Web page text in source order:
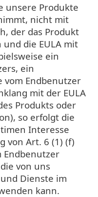
unsere Produkte
nicht mit
der das Produkt
die EULA mit
ein
ein
vom Endbenutzer
mit der EULA
Produkts oder
so erfolgt die
Interesse
von Art. 6 (1) (f)
Endbenutzer
von uns
Dienste im
kann.